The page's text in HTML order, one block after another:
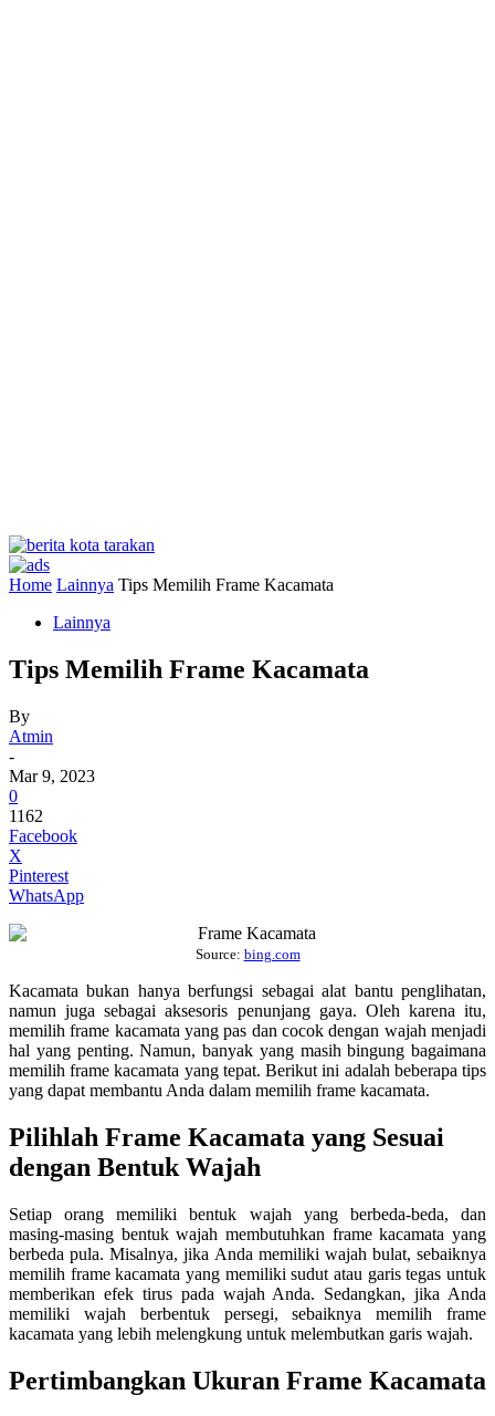
Home Lainnya Tips Memilih Frame Kacamata
Lainnya
Tips Memilih Frame Kacamata
By
Atmin
-
Mar 9, 2023
0
1162
Facebook
X
Pinterest
WhatsApp
Source: bing.com
Kacamata bukan hanya berfungsi sebagai alat bantu penglihatan,
namun juga sebagai aksesoris penunjang gaya. Oleh karena itu,
memilih frame kacamata yang pas dan cocok dengan wajah menjadi
hal yang penting. Namun, banyak yang masih bingung bagaimana
memilih frame kacamata yang tepat. Berikut ini adalah beberapa tips
yang dapat membantu Anda dalam memilih frame kacamata.
Pilihlah Frame Kacamata yang Sesuai
dengan Bentuk Wajah
Setiap orang memiliki bentuk wajah yang berbeda-beda, dan
masing-masing bentuk wajah membutuhkan frame kacamata yang
berbeda pula. Misalnya, jika Anda memiliki wajah bulat, sebaiknya
memilih frame kacamata yang memiliki sudut atau garis tegas untuk
memberikan efek tirus pada wajah Anda. Sedangkan, jika Anda
memiliki wajah berbentuk persegi, sebaiknya memilih frame
kacamata yang lebih melengkung untuk melembutkan garis wajah.
Pertimbangkan Ukuran Frame Kacamata